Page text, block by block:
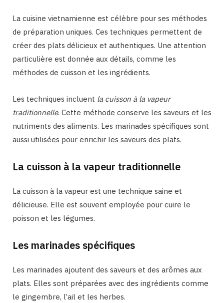
La cuisine vietnamienne est célèbre pour ses méthodes
de préparation uniques. Ces techniques permettent de
créer des plats délicieux et authentiques. Une attention
particulière est donnée aux détails, comme les
méthodes de cuisson et les ingrédients.
Les techniques incluent la cuisson à la vapeur
traditionnelle. Cette méthode conserve les saveurs et les
nutriments des aliments. Les marinades spécifiques sont
aussi utilisées pour enrichir les saveurs des plats.
La cuisson à la vapeur traditionnelle
La cuisson à la vapeur est une technique saine et
délicieuse. Elle est souvent employée pour cuire le
poisson et les légumes.
Les marinades spécifiques
Les marinades ajoutent des saveurs et des arômes aux
plats. Elles sont préparées avec des ingrédients comme
le gingembre, l’ail et les herbes.